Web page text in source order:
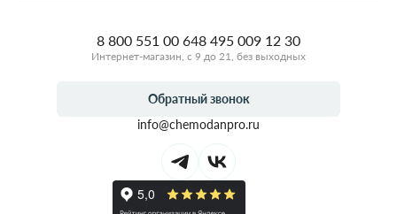
8 800 551 00 648 495 009 12 30
Интернет-магазин, с 9 до 21, без выходных
Обратный звонок
info@chemodanpro.ru